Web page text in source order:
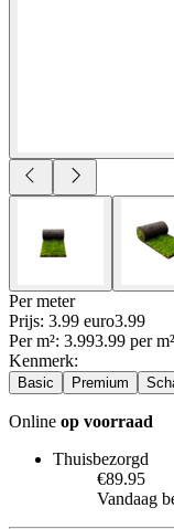
Per meter
Prijs: 3.99 euro3.99
Per m²: 3.993.99 per m²
Kenmerk:
Basic Premium
Online op voorraad
Thuisbezorgd
€89.95
Vandaag